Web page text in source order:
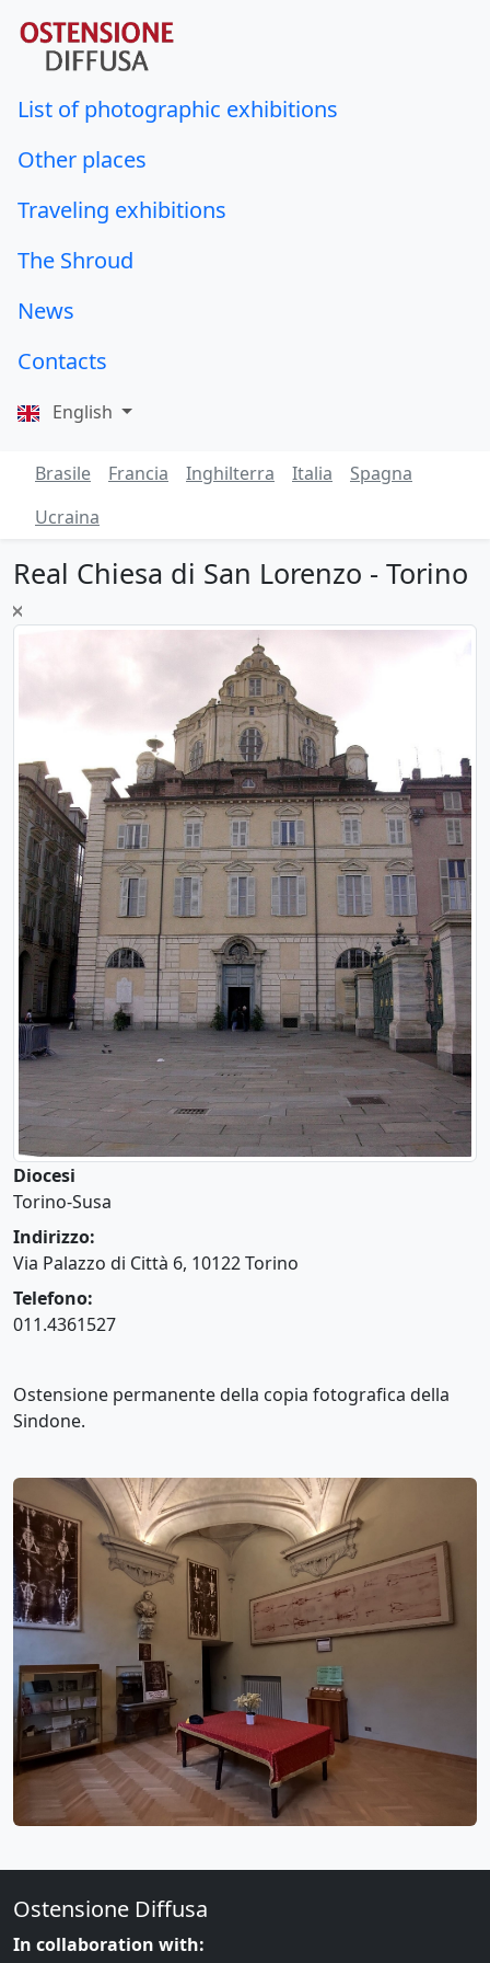
List of photographic exhibitions
Other places
Traveling exhibitions
The Shroud
News
Contacts
English
Brasile Francia Inghilterra Italia
Spagna
Ucraina
Real Chiesa di San Lorenzo - Torino
Diocesi
Torino-Susa
Indirizzo:
Via Palazzo di Città 6, 10122 Torino
Telefono:
011.4361527
Ostensione permanente della copia fotografica della
Sindone.
Ostensione Diffusa
In collaboration with: